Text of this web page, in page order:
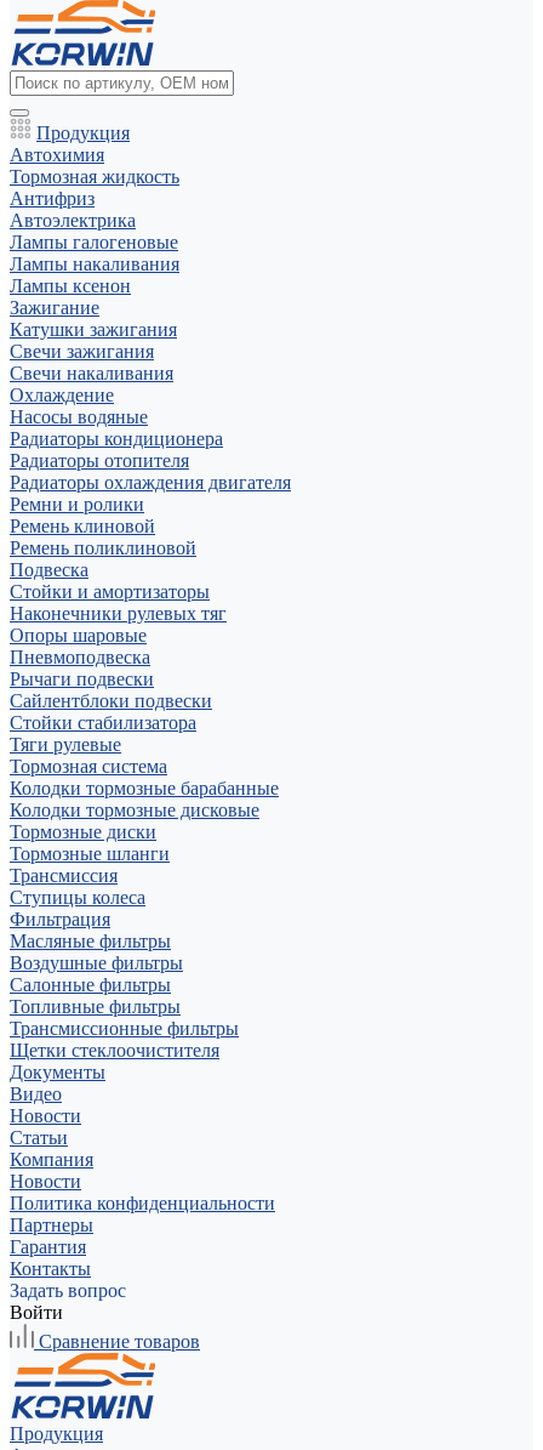
Продукция
Автохимия
Тормозная жидкость
Антифриз
Автоэлектрика
Лампы галогеновые
Лампы накаливания
Лампы ксенон
Зажигание
Катушки зажигания
Свечи зажигания
Свечи накаливания
Охлаждение
Насосы водяные
Радиаторы кондиционера
Радиаторы отопителя
Радиаторы охлаждения двигателя
Ремни и ролики
Ремень клиновой
Ремень поликлиновой
Подвеска
Стойки и амортизаторы
Наконечники рулевых тяг
Опоры шаровые
Пневмоподвеска
Рычаги подвески
Сайлентблоки подвески
Стойки стабилизатора
Тяги рулевые
Тормозная система
Колодки тормозные барабанные
Колодки тормозные дисковые
Тормозные диски
Тормозные шланги
Трансмиссия
Ступицы колеса
Фильтрация
Масляные фильтры
Воздушные фильтры
Салонные фильтры
Топливные фильтры
Трансмиссионные фильтры
Щетки стеклоочистителя
Документы
Видео
Новости
Статьи
Компания
Новости
Политика конфиденциальности
Партнеры
Гарантия
Контакты
Задать вопрос
Войти
Сравнение товаров
Продукция